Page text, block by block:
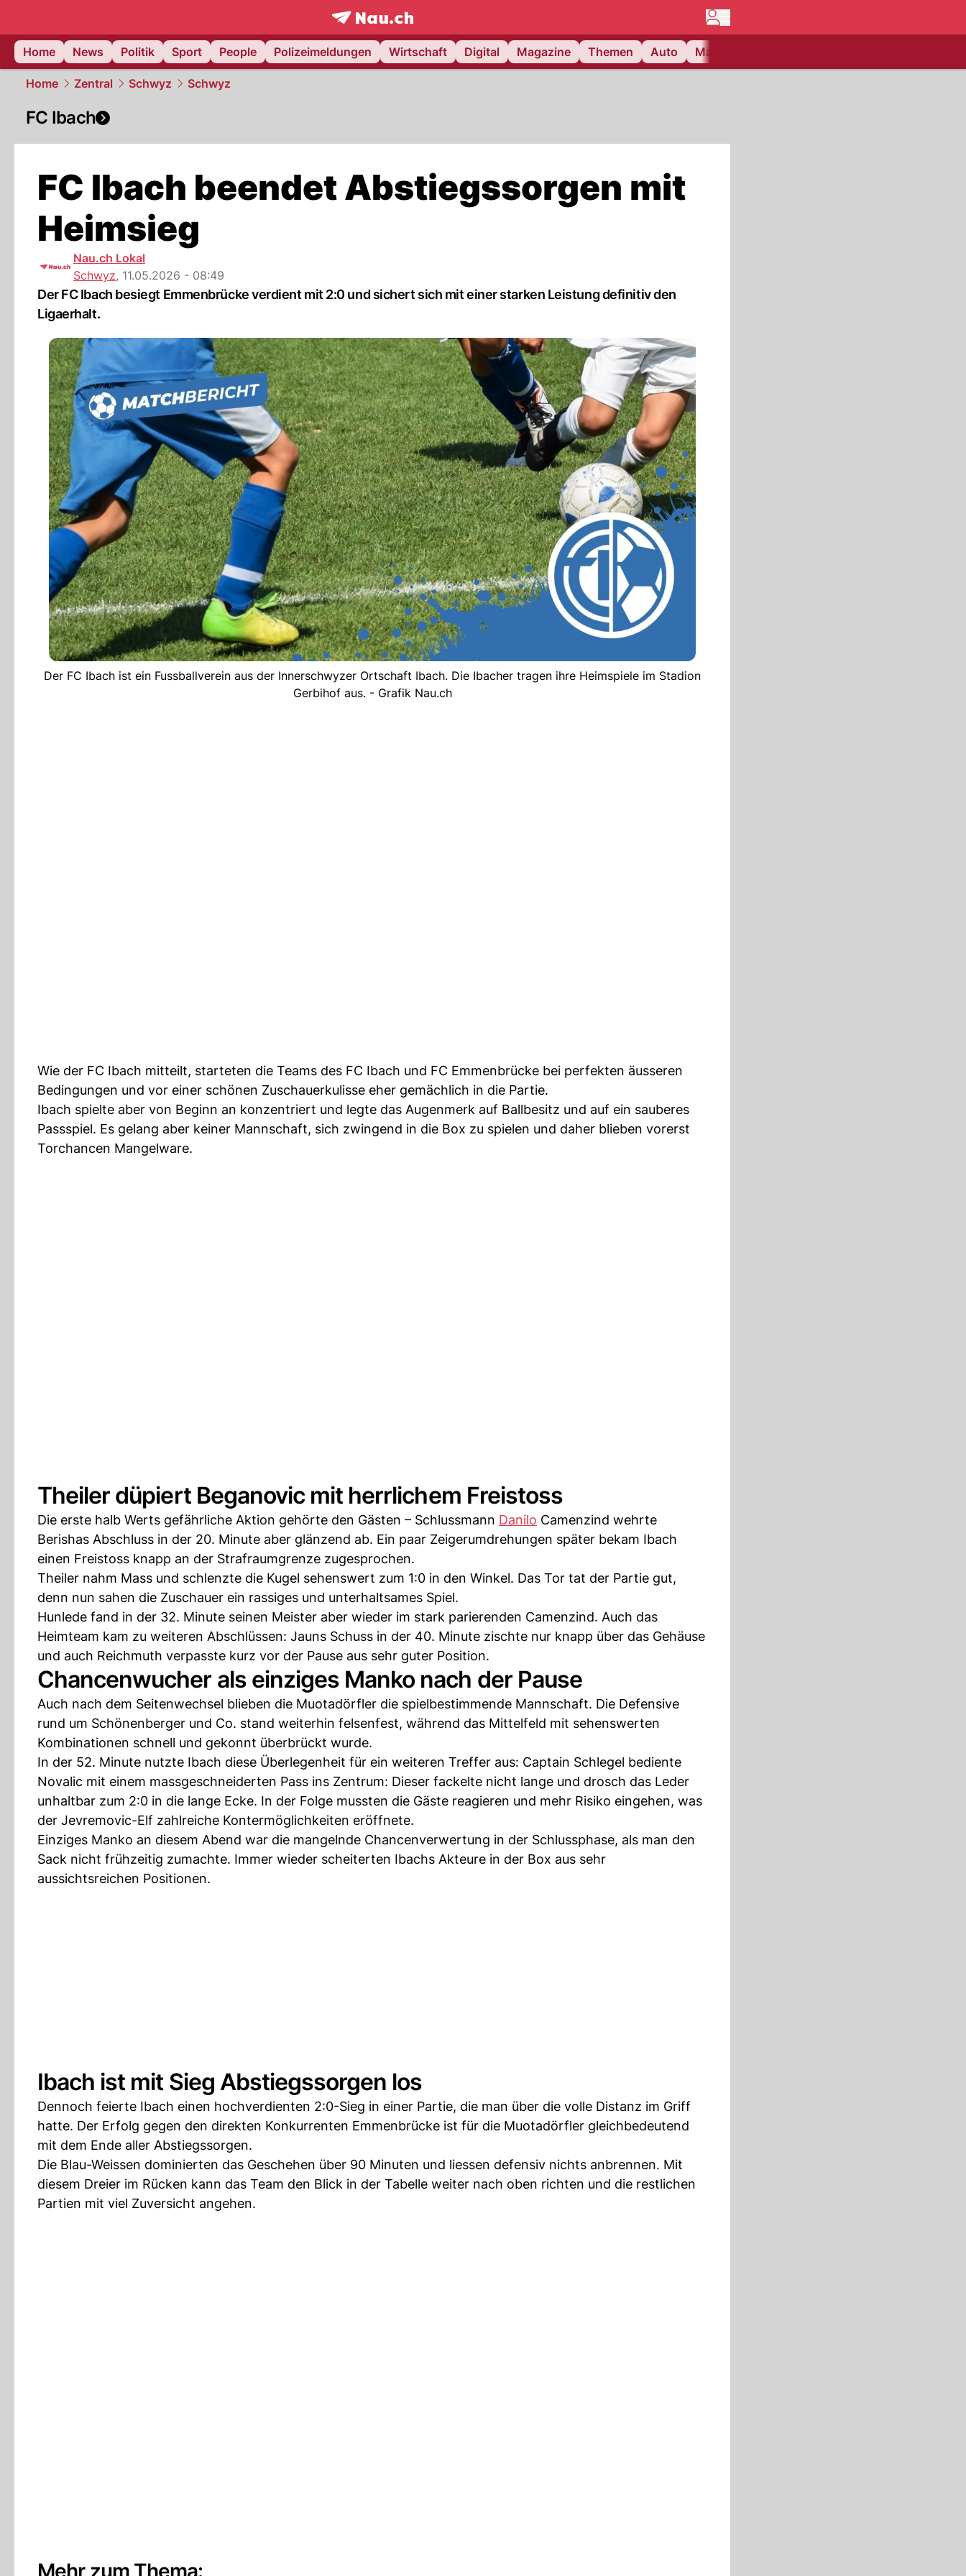
frontpage.NAU.ch
Home
News Politik Sport People Polizeimeldungen Wirtschaft Digital Magazine Themen Auto Matchcenter
Home Zentral Schwyz Schwyz
FC Ibach
FC Ibach beendet Abstiegssorgen mit
Heimsieg
Nau.ch Lokal
Schwyz, 11.05.2026 - 08:49
Der FC Ibach besiegt Emmenbrücke verdient mit 2:0 und sichert sich mit einer starken Leistung definitiv den
Ligaerhalt.
Der FC Ibach ist ein Fussballverein aus der Innerschwyzer Ortschaft Ibach. Die Ibacher tragen ihre Heimspiele im Stadion
Gerbihof aus. - Grafik Nau.ch
Wie der FC Ibach mitteilt, starteten die Teams des FC Ibach und FC Emmenbrücke bei perfekten äusseren
Bedingungen und vor einer schönen Zuschauerkulisse eher gemächlich in die Partie.
Ibach spielte aber von Beginn an konzentriert und legte das Augenmerk auf Ballbesitz und auf ein sauberes
Passspiel. Es gelang aber keiner Mannschaft, sich zwingend in die Box zu spielen und daher blieben vorerst
Torchancen Mangelware.
Theiler düpiert Beganovic mit herrlichem Freistoss
Die erste halb Werts gefährliche Aktion gehörte den Gästen – Schlussmann Danilo Camenzind wehrte
Berishas Abschluss in der 20. Minute aber glänzend ab. Ein paar Zeigerumdrehungen später bekam Ibach
einen Freistoss knapp an der Strafraumgrenze zugesprochen.
Theiler nahm Mass und schlenzte die Kugel sehenswert zum 1:0 in den Winkel. Das Tor tat der Partie gut,
denn nun sahen die Zuschauer ein rassiges und unterhaltsames Spiel.
Hunlede fand in der 32. Minute seinen Meister aber wieder im stark parierenden Camenzind. Auch das
Heimteam kam zu weiteren Abschlüssen: Jauns Schuss in der 40. Minute zischte nur knapp über das Gehäuse
und auch Reichmuth verpasste kurz vor der Pause aus sehr guter Position.
Chancenwucher als einziges Manko nach der Pause
Auch nach dem Seitenwechsel blieben die Muotadörfler die spielbestimmende Mannschaft. Die Defensive
rund um Schönenberger und Co. stand weiterhin felsenfest, während das Mittelfeld mit sehenswerten
Kombinationen schnell und gekonnt überbrückt wurde.
In der 52. Minute nutzte Ibach diese Überlegenheit für ein weiteren Treffer aus: Captain Schlegel bediente
Novalic mit einem massgeschneiderten Pass ins Zentrum: Dieser fackelte nicht lange und drosch das Leder
unhaltbar zum 2:0 in die lange Ecke. In der Folge mussten die Gäste reagieren und mehr Risiko eingehen, was
der Jevremovic-Elf zahlreiche Kontermöglichkeiten eröffnete.
Einziges Manko an diesem Abend war die mangelnde Chancenverwertung in der Schlussphase, als man den
Sack nicht frühzeitig zumachte. Immer wieder scheiterten Ibachs Akteure in der Box aus sehr
aussichtsreichen Positionen.
Ibach ist mit Sieg Abstiegssorgen los
Dennoch feierte Ibach einen hochverdienten 2:0-Sieg in einer Partie, die man über die volle Distanz im Griff
hatte. Der Erfolg gegen den direkten Konkurrenten Emmenbrücke ist für die Muotadörfler gleichbedeutend
mit dem Ende aller Abstiegssorgen.
Die Blau-Weissen dominierten das Geschehen über 90 Minuten und liessen defensiv nichts anbrennen. Mit
diesem Dreier im Rücken kann das Team den Blick in der Tabelle weiter nach oben richten und die restlichen
Partien mit viel Zuversicht angehen.
Mehr zum Thema: